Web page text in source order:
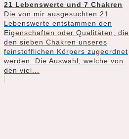
21 Lebenswerte und 7 Chakren
Die von mir ausgesuchten 21
Lebenswerte entstammen den
Eigenschaften oder Qualitäten, die
den sieben Chakren unseres
feinstofflichen Körpers zugeordnet
werden. Die Auswahl, welche von
den viel...